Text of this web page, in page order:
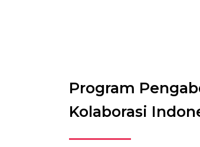
Program
Kolaborasi